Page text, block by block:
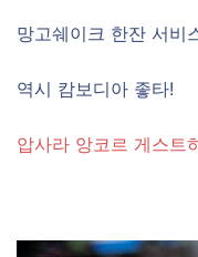
망고쉐이크 한잔 서비
역시 캄보디아 좋타!
압사라 앙코르 게스트